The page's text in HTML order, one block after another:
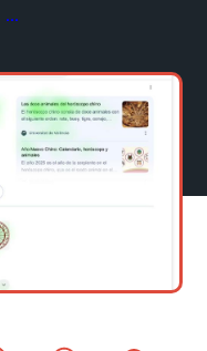
…SEO
UX
=
«Personas»,
resumen
de